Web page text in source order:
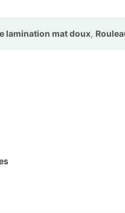
lamination mat doux,